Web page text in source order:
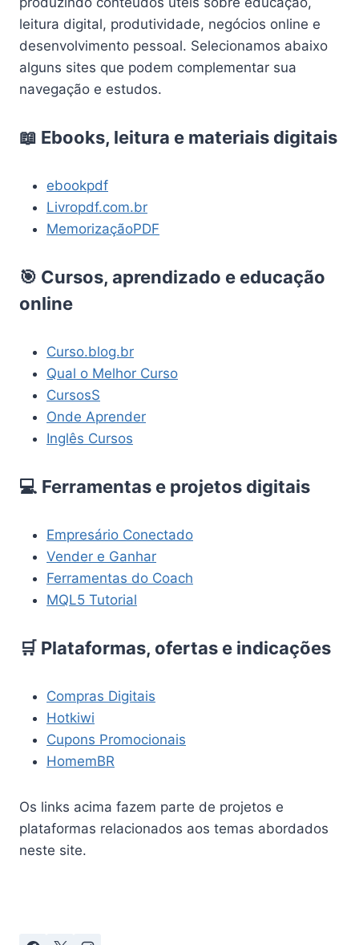
leitura digital, produtividade, negócios online e
desenvolvimento pessoal. Selecionamos abaixo
alguns sites que podem complementar sua
navegação e estudos.
📖 Ebooks, leitura e materiais digitais
ebookpdf
Livropdf.com.br
MemorizaçãoPDF
🎯 Cursos, aprendizado e educação
online
Curso.blog.br
Qual o Melhor Curso
CursosS
Onde Aprender
Inglês Cursos
💻 Ferramentas e projetos digitais
Empresário Conectado
Vender e Ganhar
Ferramentas do Coach
MQL5 Tutorial
🛒 Plataformas, ofertas e indicações
Compras Digitais
Hotkiwi
Cupons Promocionais
HomemBR
Os links acima fazem parte de projetos e
plataformas relacionados aos temas abordados
neste site.